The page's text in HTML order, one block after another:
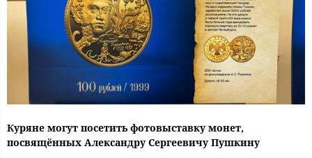
Куряне могут посетить фотовыставку монет,
посвящённых Александру Сергеевичу Пушкину